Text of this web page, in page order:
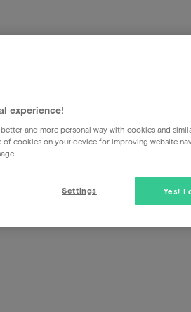
kann nicht
Sie nicht über die
prüfen Sie bitte zuerst die
durch uns oder das Hotel
Sie eine Reise- oder
experience!
and more personal way with cookies and
of cookies on your device for improving website
Yes! I
Settings